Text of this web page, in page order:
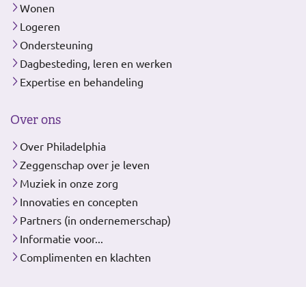
Wonen
Logeren
Ondersteuning
Dagbesteding, leren en werken
Expertise en behandeling
Over ons
Over Philadelphia
Zeggenschap over je leven
Muziek in onze zorg
Innovaties en concepten
Partners (in ondernemerschap)
Informatie voor...
Complimenten en klachten